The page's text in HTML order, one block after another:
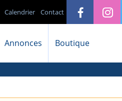
Contact
Calendrier
Annonces Boutique